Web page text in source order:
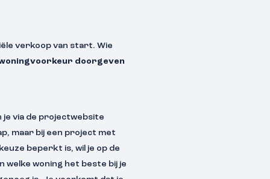
verkoop van start. Wie
doorgeven
je via de projectwebsite
maar bij een project met
beperkt is, wil je op de
welke woning het beste bij je